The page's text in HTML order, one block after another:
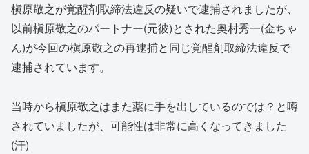
槇原敬之が覚醒剤取締法違反の疑いで逮捕されましたが、
以前槇原敬之のパートナー(元彼)とされた奥村秀一(金ちゃ
ん)が今回の槇原敬之の再逮捕と同じ覚醒剤取締法違反で
逮捕されています。
当時から槇原敬之はまた薬に手を出しているのでは？と噂
されていましたが、可能性は非常に高くなってきました
(汗)